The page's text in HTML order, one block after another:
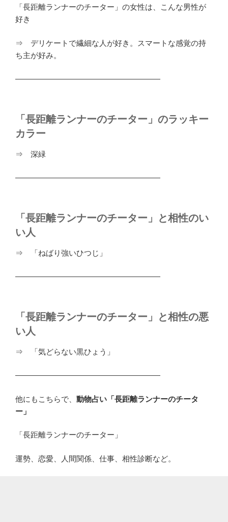
「長距離ランナーのチーター」の女性は、こんな男性が
好き
⇒ デリケートで繊細な人が好き。スマートな感覚の持
ち主が好み。
―――――――――――――――――――
「長距離ランナーのチーター」のラッキー
カラー
⇒ 深緑
―――――――――――――――――――
「長距離ランナーのチーター」と相性のい
い人
⇒ 「ねばり強いひつじ」
―――――――――――――――――――
「長距離ランナーのチーター」と相性の悪
い人
⇒ 「気どらない黒ひょう」
―――――――――――――――――――
他にもこちらで、 動物占い「長距離ランナーのチータ
ー」
「長距離ランナーのチーター」
運勢、恋愛、人間関係、仕事、相性診断など。